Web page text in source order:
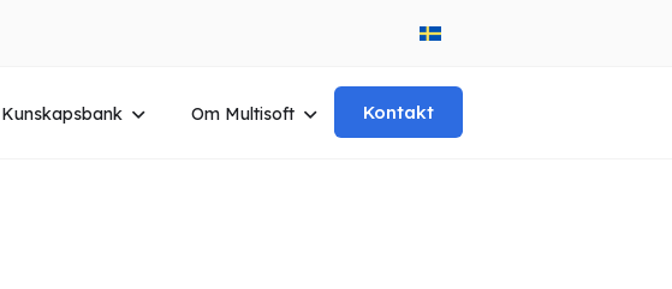
Kunskapsbank Om Multisoft Kontakt